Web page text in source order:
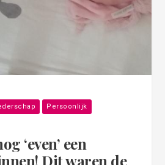
Persoonlijk
‘even’ een
Dit waren de